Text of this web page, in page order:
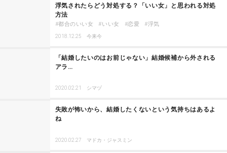
浮気されたらどう対処する？「いい女」と思われる対処
方法
都合のいい女 いい女 恋愛 浮気
2018.12.25 今来今
「結婚したいのはお前じゃない」結婚候補から外される
アラ…
2020.02.21 シマヅ
失敗が怖いから、結婚したくないという気持ちはあるよ
ね
2020.02.27 マドカ・ジャスミン